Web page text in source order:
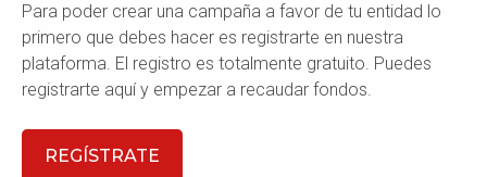
Para poder crear una campaña a favor de tu entidad lo
primero que debes hacer es registrarte en nuestra
plataforma. El registro es totalmente gratuito. Puedes
registrarte aquí y empezar a recaudar fondos.
REGÍSTRATE